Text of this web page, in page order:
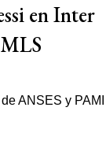
en Inter